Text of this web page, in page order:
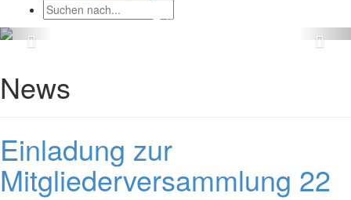
News
Einladung zur
Mitgliederversammlung 22